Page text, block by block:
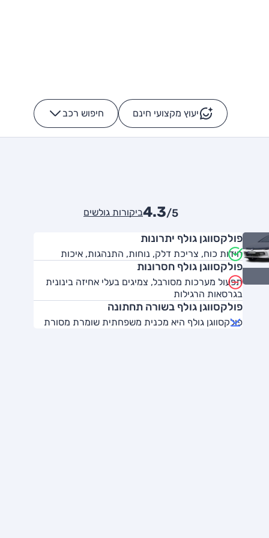
יעוץ מקצועי חינם חיפוש רכב -
4.3/5 ביקורות גולשים
פולקסווגן גולף יתרונות
חידות כוח, צריכת דלק, נוחות, התנהגות, איכות
פולקסווגן גולף חסרונות
תפעול מערכות מסורבל, צמיגים בעלי אחיזה בינונית
בגרסאות הרגילות
פולקסווגן גולף בשורה תחתונה
פולקסווגן גולף היא מכנית משפחתית שומרת מסורת